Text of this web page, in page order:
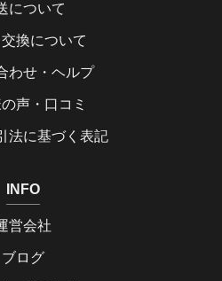
について
換について
わせ・ヘルプ
声・口コミ
法に基づく表記
INFO
営会社
ブログ